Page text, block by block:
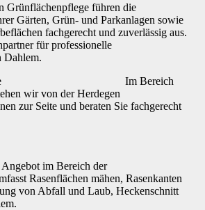
Grünflächenpflege führen die
Gärten, Grün- und Parkanlagen sowie
fachgerecht und zuverlässig aus.
für professionelle
Dahlem.
Im Bereich
wir von der Herdegen
zur Seite und beraten Sie fachgerecht
im Bereich der
Rasenflächen mähen, Rasenkanten
von Abfall und Laub, Heckenschnitt